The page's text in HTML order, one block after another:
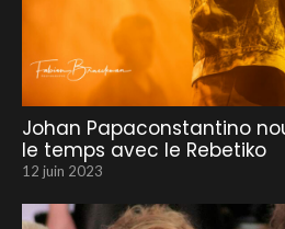
Johan Papaconstantino
le temps avec le Rebetiko
12 juin 2023